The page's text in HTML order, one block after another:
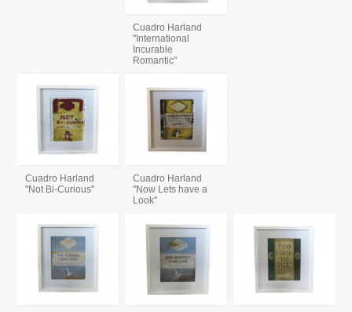
Cuadro Harland
"International
Incurable
Romantic"
Cuadro Harland
"Not Bi-Curious"
Cuadro Harland
"Now Lets have a
Look"